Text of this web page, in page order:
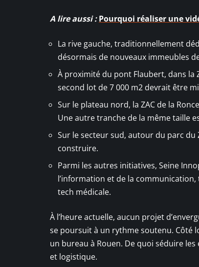
A lire aussi : Pourquoi réaliser une
La rive gauche, traditionnellement
désormais de nouveaux immeubles
À proximité du pont Flaubert, dans la
second lot de 7 000 m2 devrait être
Sur le plateau nord, la ZAC de la
Une autre tranche de la même taille
Sur le secteur sud, autour du parc
construire.
Parmi les autres initiatives, Seine
l’information et de la
tech médicale.
À l’heure actuelle, aucun projet
se poursuit à un rythme soutenu. Côté
un bureau à Rouen. De quoi séduire
et logistique.